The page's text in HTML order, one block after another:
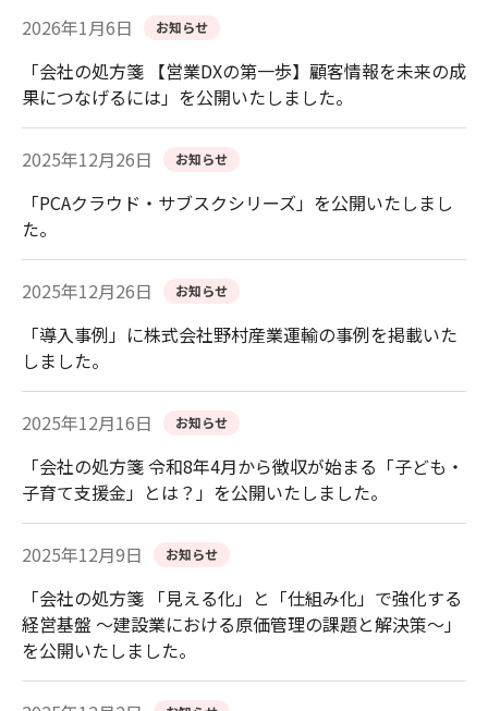
2026年1月6日 お知らせ
「会社の処方箋 【営業DXの第一歩】顧客情報を未来の成
果につなげるには」を公開いたしました。
2025年12月26日 お知らせ
「PCAクラウド・サブスクシリーズ」を公開いたしまし
た。
2025年12月26日 お知らせ
「導入事例」に株式会社野村産業運輸の事例を掲載いた
しました。
2025年12月16日 お知らせ
「会社の処方箋 令和8年4月から徴収が始まる「子ども・
子育て支援金」とは？」を公開いたしました。
2025年12月9日 お知らせ
「会社の処方箋 「見える化」と「仕組み化」で強化する
経営基盤 ～建設業における原価管理の課題と解決策～」
を公開いたしました。